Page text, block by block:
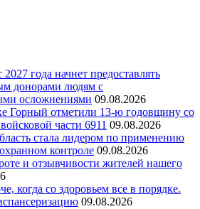
года начнет предоставлять
донорами людям с
осложнениями 09.08.2026
Горный отметили 13-ю годовщину со
части 6911 09.08.2026
стала лидером по применению
контроле 09.08.2026
и отзывчивости жителей нашего
когда со здоровьем все в порядке.
09.08.2026